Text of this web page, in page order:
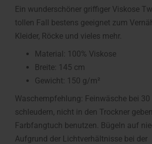
Ein wunderschöner griffiger Viskose
tollen Fall bestens geeignet zum
Kleider, Röcke und vieles mehr.
Material: 100% Viskose
Breite: 145 cm
Gewicht: 150 g/m²
Waschempfehlung: Feinwäsche bei 30
schleudern, nicht in den Trockner
Farbfangtuch benutzen. Bügeln auf
Aufgrund der Lichtverhältnisse bei der